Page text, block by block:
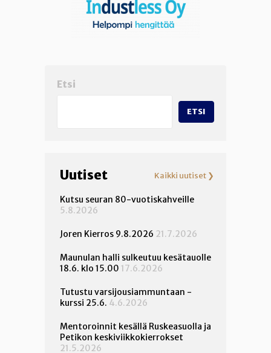
Etsi
ETSI
Uutiset Kaikki uutiset ❯
Kutsu seuran 80-vuotiskahveille
5.8.2026
Joren Kierros 9.8.2026 21.7.2026
Maunulan halli sulkeutuu kesätauolle
18.6. klo 15.00 17.6.2026
Tutustu varsijousiammuntaan -
kurssi 25.6. 4.6.2026
Mentoroinnit kesällä Ruskeasuolla ja
Petikon keskiviikkokierrokset
21.5.2026